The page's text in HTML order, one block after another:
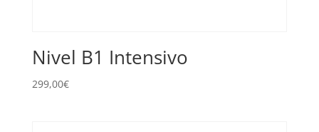
Nivel B1 Intensivo
299,00€